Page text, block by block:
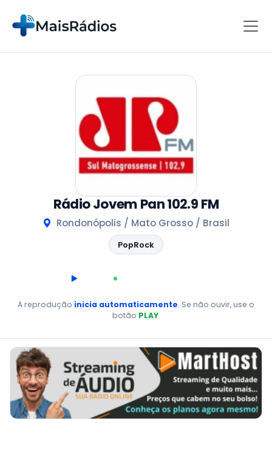
Rádio Jovem Pan 102.9 FM
Rondonópolis / Mato Grosso / Brasil
PopRock
AO VIVO
A reprodução inicia automaticamente. Se não ouvir, use o
botão PLAY.